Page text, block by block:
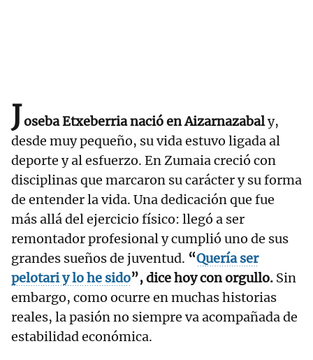
Joseba Etxeberria nació en Aizarnazabaly,
desde muy pequeño, su vida estuvo ligada al
deporte y al esfuerzo. En Zumaia creció con
disciplinas que marcaron su carácter y su forma
de entender la vida. Una dedicación que fue
más allá del ejercicio físico: llegó a ser
remontador profesional y cumplió uno de sus
grandes sueños de juventud. “Quería ser
pelotari y lo he sido”, dice hoy con orgullo. Sin
embargo, como ocurre en muchas historias
reales, la pasión no siempre va acompañada de
estabilidad económica.